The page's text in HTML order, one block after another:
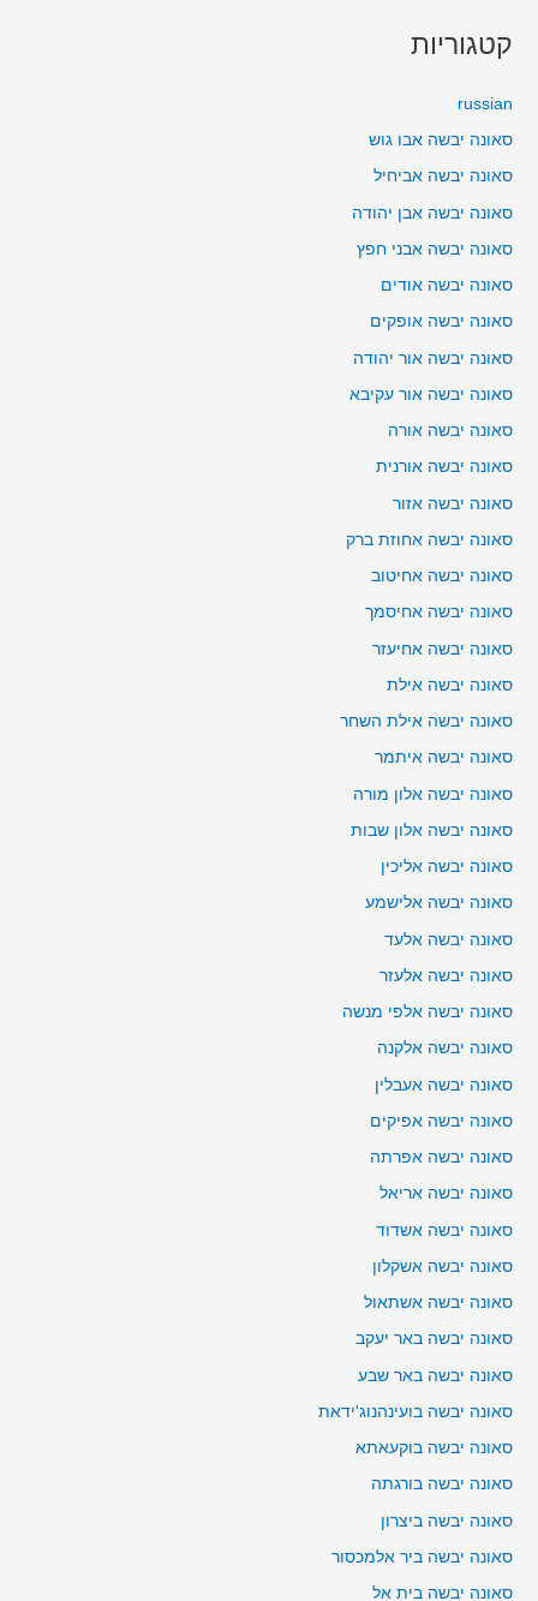
קטגוריות
russian
סאונה יבשה אבו גוש
סאונה יבשה אביחיל
סאונה יבשה אבן יהודה
סאונה יבשה אבני חפץ
סאונה יבשה אודים
סאונה יבשה אופקים
סאונה יבשה אור יהודה
סאונה יבשה אור עקיבא
סאונה יבשה אורה
סאונה יבשה אורנית
סאונה יבשה אזור
סאונה יבשה אחוזת ברק
סאונה יבשה אחיטוב
סאונה יבשה אחיסמך
סאונה יבשה אחיעזר
סאונה יבשה אילת
סאונה יבשה אילת השחר
סאונה יבשה איתמר
סאונה יבשה אלון מורה
סאונה יבשה אלון שבות
סאונה יבשה אליכין
סאונה יבשה אלישמע
סאונה יבשה אלעד
סאונה יבשה אלעזר
סאונה יבשה אלפי מנשה
סאונה יבשה אלקנה
סאונה יבשה אעבלין
סאונה יבשה אפיקים
סאונה יבשה אפרתה
סאונה יבשה אריאל
סאונה יבשה אשדוד
סאונה יבשה אשקלון
סאונה יבשה אשתאול
סאונה יבשה באר יעקב
סאונה יבשה באר שבע
סאונה יבשה בועינהנוג'ידאת
סאונה יבשה בוקעאתא
סאונה יבשה בורגתה
סאונה יבשה ביצרון
סאונה יבשה ביר אלמכסור
סאונה יבשה בית אל